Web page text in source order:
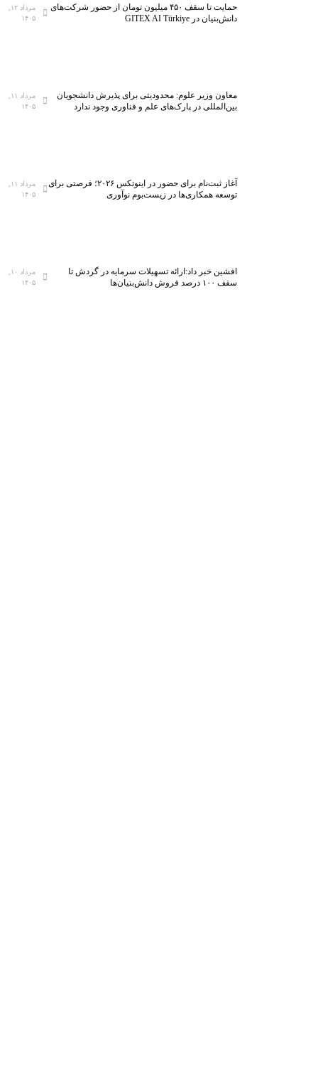
حمایت تا سقف ۴۵۰ میلیون تومان از حضور شرکت‌های
دانش‌بنیان در GITEX AI Türkiye
۱۴۰۵
معاون وزیر علوم: محدودیتی برای پذیرش دانشجویان
بین‌المللی در پارک‌های علم و فناوری وجود ندارد
۱۴۰۵
آغاز ثبت‌نام برای حضور در اینوتکس ۲۰۲۶؛ فرصتی برای
توسعه همکاری‌ها در زیست‌بوم نوآوری
۱۴۰۵
افشین خبر داد:ارائه تسهیلات سرمایه در گردش تا
سقف ۱۰۰ درصد فروش دانش‌بنیان‌ها
۱۴۰۵